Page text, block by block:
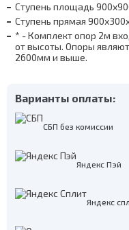
Ступень площадь
Ступень прямая
* - Комплект опор 2м
от высоты. Опоры
2600мм и выше.
Варианты оплаты:
СБП без комиссии
Яндекс Пэй
Яндекс